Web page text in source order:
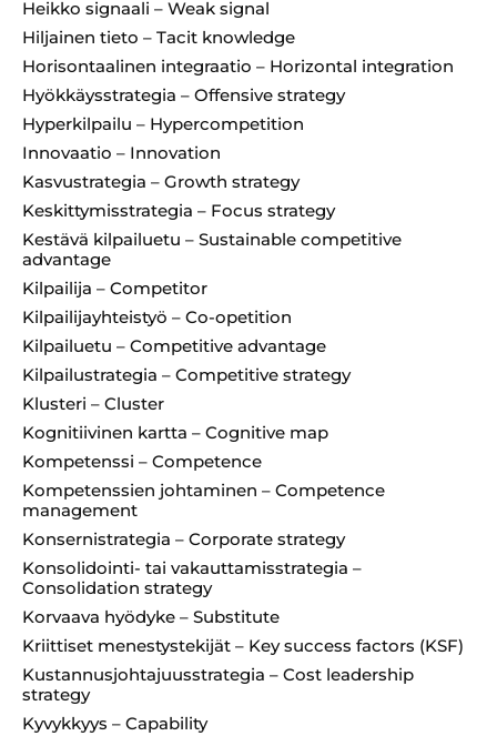
Heikko signaali – Weak signal
Hiljainen tieto – Tacit knowledge
Horisontaalinen integraatio – Horizontal integration
Hyökkäysstrategia – Offensive strategy
Hyperkilpailu – Hypercompetition
Innovaatio – Innovation
Kasvustrategia – Growth strategy
Keskittymisstrategia – Focus strategy
Kestävä kilpailuetu – Sustainable competitive
advantage
Kilpailija – Competitor
Kilpailijayhteistyö – Co-opetition
Kilpailuetu – Competitive advantage
Kilpailustrategia – Competitive strategy
Klusteri – Cluster
Kognitiivinen kartta – Cognitive map
Kompetenssi – Competence
Kompetenssien johtaminen – Competence
management
Konsernistrategia – Corporate strategy
Konsolidointi- tai vakauttamisstrategia –
Consolidation strategy
Korvaava hyödyke – Substitute
Kriittiset menestystekijät – Key success factors (KSF)
Kustannusjohtajuusstrategia – Cost leadership
strategy
Kyvykkyys – Capability